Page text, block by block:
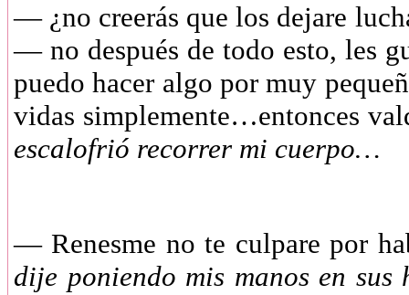
— ¿no creerás que los dejare
— no después de todo esto, les
puedo hacer algo por muy
vidas simplemente…entonces
escalofrió recorrer mi cuerpo…
— Renesme no te culpare por
dije poniendo mis manos en